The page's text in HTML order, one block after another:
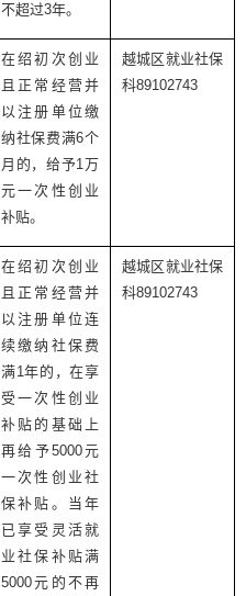
不超过3年。
在绍初次创业
且正常经营并
以注册单位缴
纳社保费满6个
月的，给予1万
元一次性创业
补贴。
越城区就业社保
科89102743
在绍初次创业
且正常经营并
以注册单位连
续缴纳社保费
满1年的，在享
受一次性创业
补贴的基础上
再给予5000元
一次性创业社
保补贴。当年
已享受灵活就
业社保补贴满
5000元的不再
越城区就业社保
科89102743